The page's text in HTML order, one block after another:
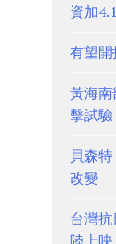
資加
有望
黃海
擊試驗
貝森
改變
台灣